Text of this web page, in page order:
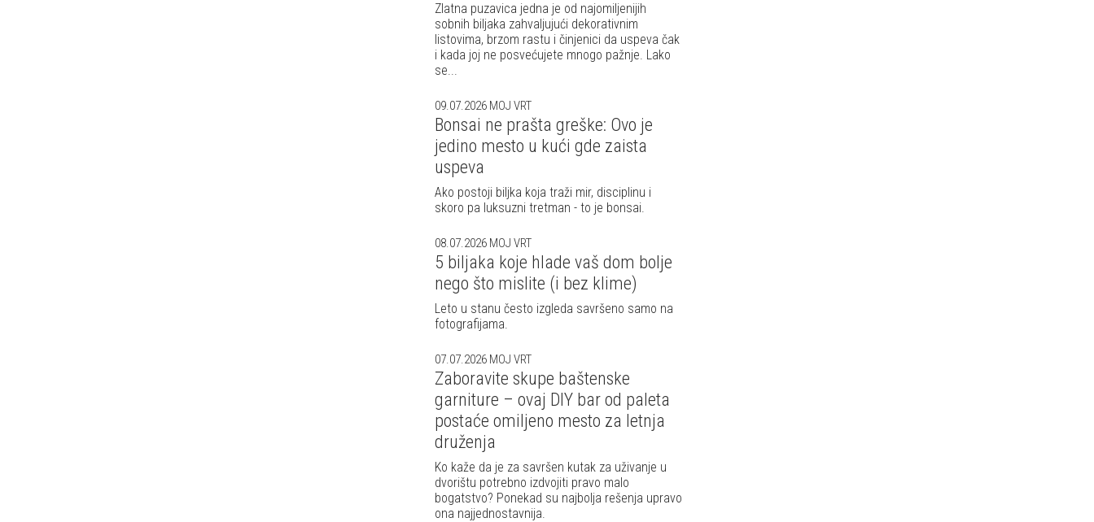
Zlatna puzavica jedna je od najomiljenijih
sobnih biljaka zahvaljujući dekorativnim
listovima, brzom rastu i činjenici da uspeva čak
i kada joj ne posvećujete mnogo pažnje. Lako
se...
09.07.2026 MOJ VRT
Bonsai ne prašta greške: Ovo je
jedino mesto u kući gde zaista
uspeva
Ako postoji biljka koja traži mir, disciplinu i
skoro pa luksuzni tretman - to je bonsai.
08.07.2026 MOJ VRT
5 biljaka koje hlade vaš dom bolje
nego što mislite (i bez klime)
Leto u stanu često izgleda savršeno samo na
fotografijama.
07.07.2026 MOJ VRT
Zaboravite skupe baštenske
garniture – ovaj DIY bar od paleta
postaće omiljeno mesto za letnja
druženja
Ko kaže da je za savršen kutak za uživanje u
dvorištu potrebno izdvojiti pravo malo
bogatstvo? Ponekad su najbolja rešenja upravo
ona najjednostavnija.